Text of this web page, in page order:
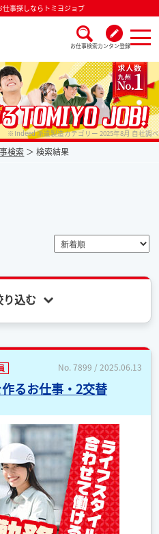
事探しならトミヨジョブ
お仕事検索カンタン登録
※Indeed 派遣製造カテゴリー 2025年8月 自社調べ
検索 検索結果
り込む
No. 7899 / 2025.06.13
るお仕事・2交替